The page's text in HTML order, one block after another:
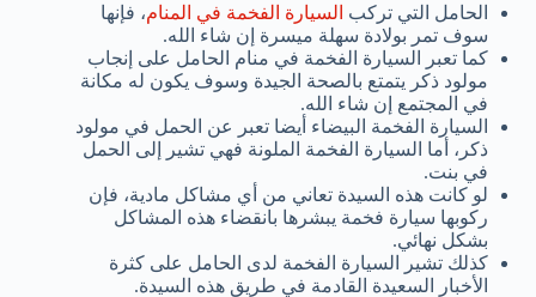
الحامل التي تركب السيارة الفخمة في المنام، فإنها
سوف تمر بولادة سهلة ميسرة إن شاء الله.
كما تعبر السيارة الفخمة في منام الحامل على إنجاب
مولود ذكر يتمتع بالصحة الجيدة وسوف يكون له مكانة
في المجتمع إن شاء الله.
السيارة الفخمة البيضاء أيضا تعبر عن الحمل في مولود
ذكر، أما السيارة الفخمة الملونة فهي تشير إلى الحمل
في بنت.
لو كانت هذه السيدة تعاني من أي مشاكل مادية، فإن
ركوبها سيارة فخمة يبشرها بانقضاء هذه المشاكل
بشكل نهائي.
كذلك تشير السيارة الفخمة لدى الحامل على كثرة
الأخبار السعيدة القادمة في طريق هذه السيدة.